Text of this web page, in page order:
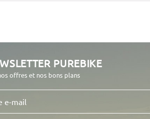
PUREBIKE
offres et nos bons plans